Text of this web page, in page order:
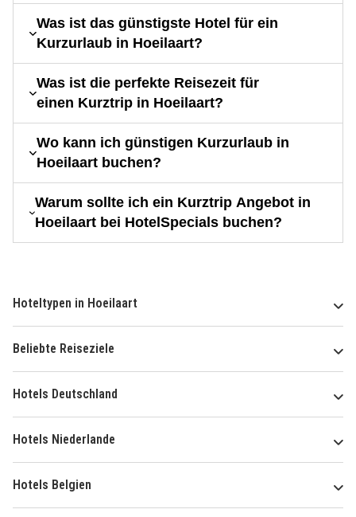
Was ist das günstigste Hotel für ein
Kurzurlaub in Hoeilaart?
Was ist die perfekte Reisezeit für
einen Kurztrip in Hoeilaart?
Wo kann ich günstigen Kurzurlaub in
Hoeilaart buchen?
Warum sollte ich ein Kurztrip Angebot in
Hoeilaart bei HotelSpecials buchen?
Hoteltypen in Hoeilaart
Beliebte Reiseziele
Hotels Deutschland
Hotels Niederlande
Hotels Belgien